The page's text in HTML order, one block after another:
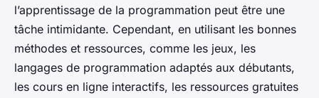
l’apprentissage de la programmation peut être une
tâche intimidante. Cependant, en utilisant les bonnes
méthodes et ressources, comme les jeux, les
langages de programmation adaptés aux débutants,
les cours en ligne interactifs, les ressources gratuites